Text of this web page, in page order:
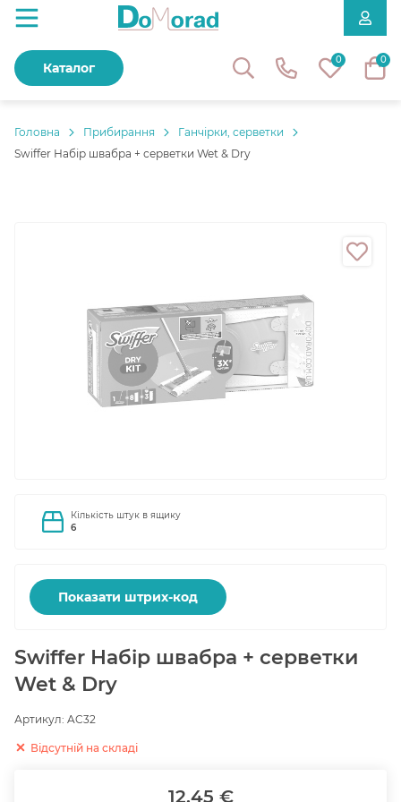
0 0
Каталог
Головнa Прибирання
Ганчірки, серветки
Swiffer Набір швабра + серветки Wet & Dry
Кількість штук в ящику
6
Показати штрих-код
Swiffer Набір швабра + серветки
Wet & Dry
Артикул: AC32
Відсутній на складі
12.45 €